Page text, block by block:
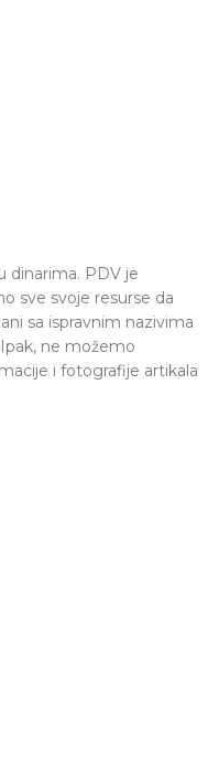
dinarima. PDV je
sve svoje resurse da
sa ispravnim nazivima
ne možemo
i fotografije artikala